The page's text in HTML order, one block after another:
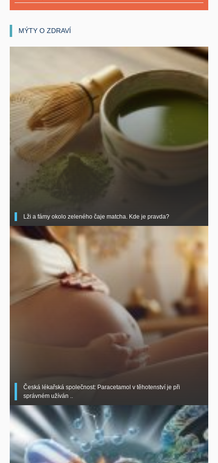
MÝTY O ZDRAVÍ
Lži a fámy okolo zeleného čaje matcha. Kde je pravda?
Česká lékařská společnost: Paracetamol v těhotenství je při
správném užíván ..